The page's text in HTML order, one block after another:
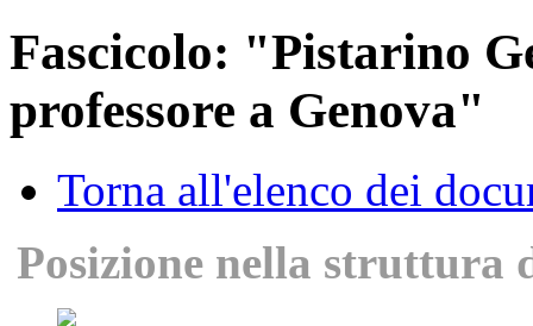
Fascicolo: "Pistarino
professore a Genova"
Torna all'elenco dei
Posizione nella struttura